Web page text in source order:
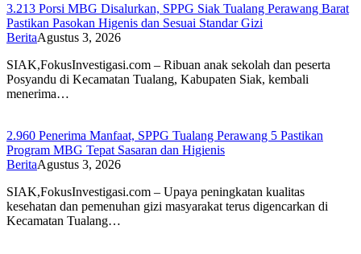
3.213 Porsi MBG Disalurkan, SPPG Siak Tualang Perawang Barat
Pastikan Pasokan Higenis dan Sesuai Standar Gizi
BeritaAgustus 3, 2026
SIAK,FokusInvestigasi.com – Ribuan anak sekolah dan peserta
Posyandu di Kecamatan Tualang, Kabupaten Siak, kembali
menerima…
2.960 Penerima Manfaat, SPPG Tualang Perawang 5 Pastikan
Program MBG Tepat Sasaran dan Higienis
BeritaAgustus 3, 2026
SIAK,FokusInvestigasi.com – Upaya peningkatan kualitas
kesehatan dan pemenuhan gizi masyarakat terus digencarkan di
Kecamatan Tualang…